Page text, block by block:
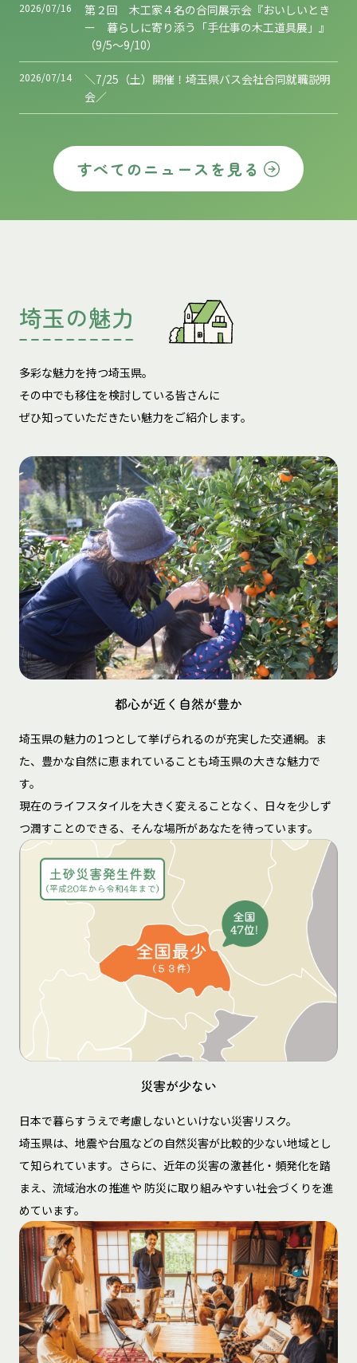
2026/07/16
第２回 木工家４名の合同展示会『おいしいとき
ー 暮らしに寄り添う「手仕事の木工道具展」』
（9/5～9/10）
2026/07/14
＼7/25（土）開催！埼玉県バス会社合同就職説明
会／
すべてのニュースを見る
埼玉の魅力
多彩な魅力を持つ埼玉県。
その中でも移住を検討している皆さんに
ぜひ知っていただきたい魅力をご紹介します。
都心が近く自然が豊か
埼玉県の魅力の1つとして挙げられるのが充実した交通網。ま
た、豊かな自然に恵まれていることも埼玉県の大きな魅力で
す。
現在のライフスタイルを大きく変えることなく、日々を少しず
つ潤すことのできる、そんな場所があなたを待っています。
災害が少ない
日本で暮らすうえで考慮しないといけない災害リスク。
埼玉県は、地震や台風などの自然災害が比較的少ない地域とし
て知られています。さらに、近年の災害の激甚化・頻発化を踏
まえ、流域治水の推進や 防災に取り組みやすい社会づくりを進
めています。